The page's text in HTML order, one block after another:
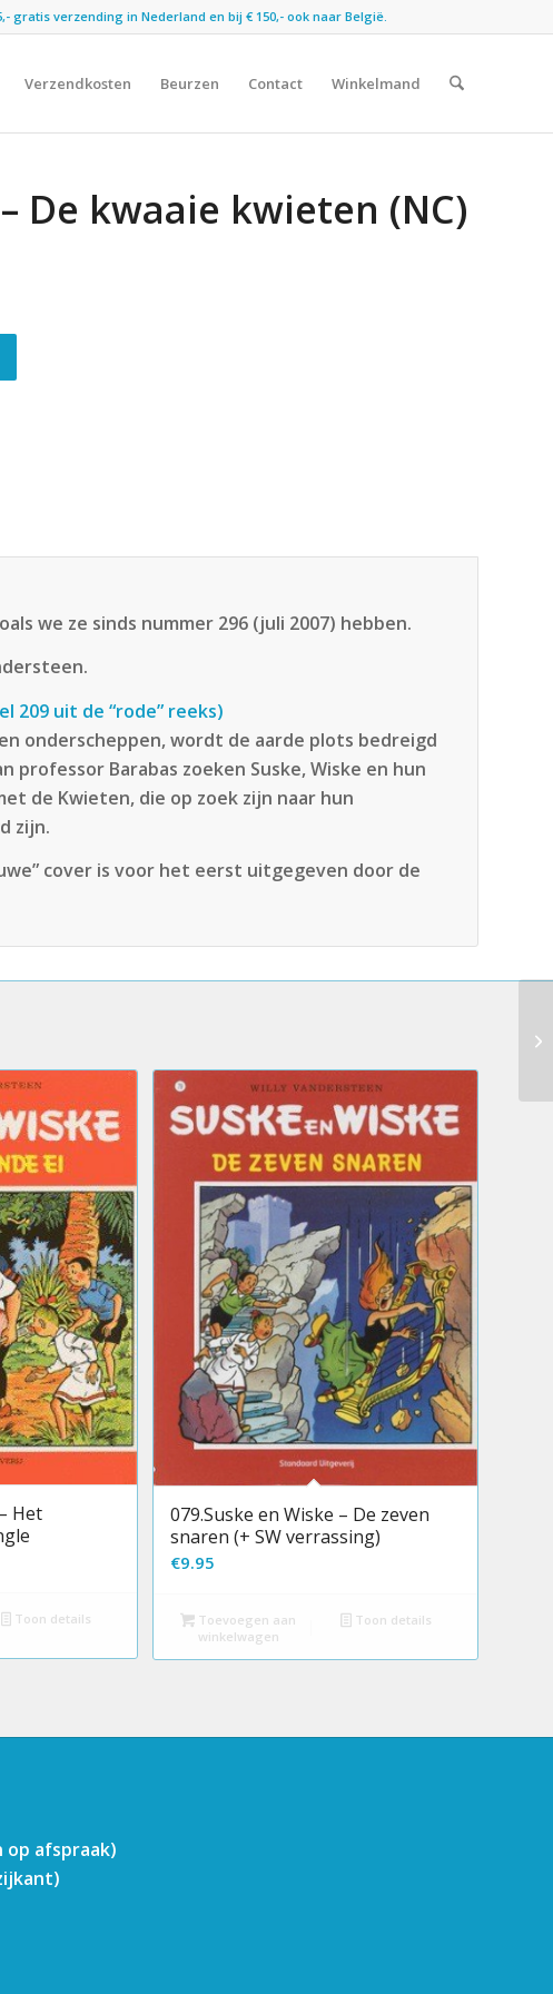
verzending in Nederland en bij € 150,- ook naar België.
Verzendkosten Beurzen Contact Winkelmand
De kwaaie kwieten (NC)
we ze sinds nummer 296 (juli 2007) hebben.
209 uit de “rode” reeks)
onderscheppen, wordt de aarde plots bedreigd
professor Barabas zoeken Suske, Wiske en hun
de Kwieten, die op zoek zijn naar hun
zijn.
cover is voor het eerst uitgegeven door de
Het
Toon details
079.Suske en Wiske – De zeven
snaren (+ SW verrassing)
€9.95
Toevoegen aan
winkelwagen
Toon details
op afspraak)